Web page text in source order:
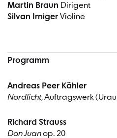
Martin Braun Dirigent
Silvan Irniger Violine
Programm
Andreas Peer Kähler
Nordlicht, Auftragswerk
Richard Strauss
Don Juanop. 20